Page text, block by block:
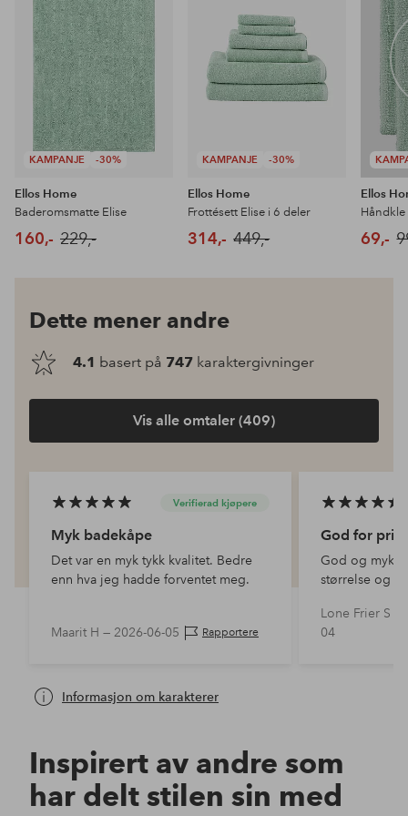
KAMPANJE -30%
Ellos Home
Baderomsmatte Elise
160,- 229,-
KAMPANJE -30%
Ellos Home
Frottésett Elise i 6 deler
314,- 449,-
Ellos
69,-
Dette mener andre
4.1 basert på 747 karaktergivninger
Vis alle omtaler (409)
Verifierad kjøpere
Myk badekåpe
Det var en myk tykk kvalitet. Bedre
enn hva jeg hadde forventet meg.
Maarit H — 2026-06-05 Rapportere
God for
God og myk i
størrelse og
Lone Frier S —
04
Informasjon om karakterer
Inspirert av andre som
har delt stilen sin med